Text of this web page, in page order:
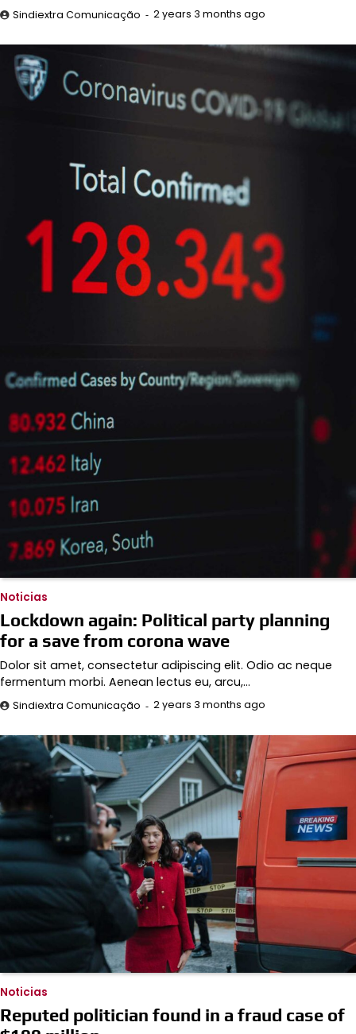
Sindiextra Comunicação 2 years 3 months ago
Noticias
Lockdown again: Political party planning
for a save from corona wave
Dolor sit amet, consectetur adipiscing elit. Odio ac neque
fermentum morbi. Aenean lectus eu, arcu,…
Sindiextra Comunicação 2 years 3 months ago
Noticias
Reputed politician found in a fraud case of